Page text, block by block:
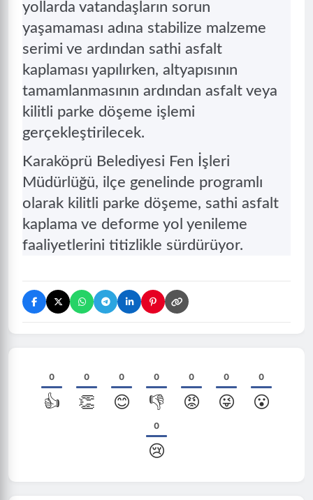
yollarda vatandaşların sorun
yaşamaması adına stabilize malzeme
serimi ve ardından sathi asfalt
kaplaması yapılırken, altyapısının
tamamlanmasının ardından asfalt veya
kilitli parke döşeme işlemi
gerçekleştirilecek.
Karaköprü Belediyesi Fen İşleri
Müdürlüğü, ilçe genelinde programlı
olarak kilitli parke döşeme, sathi asfalt
kaplama ve deforme yol yenileme
faaliyetlerini titizlikle sürdürüyor.
0
👍
0
👏
0
😊
0
👎
0
😡
0
😜
0
😮
0
😢